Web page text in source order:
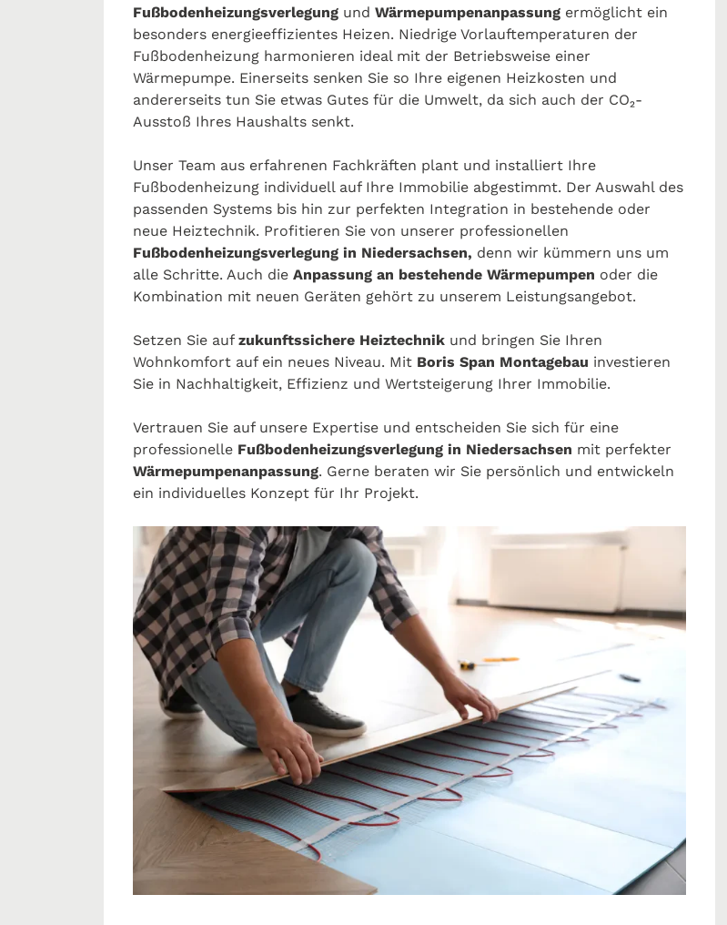
Fußbodenheizungsverlegung und Wärmepumpenanpassung ermöglicht ein
besonders energieeffizientes Heizen. Niedrige Vorlauftemperaturen der
Fußbodenheizung harmonieren ideal mit der Betriebsweise einer
Wärmepumpe. Einerseits senken Sie so Ihre eigenen Heizkosten und
andererseits tun Sie etwas Gutes für die Umwelt, da sich auch der CO₂-
Ausstoß Ihres Haushalts senkt.
Unser Team aus erfahrenen Fachkräften plant und installiert Ihre
Fußbodenheizung individuell auf Ihre Immobilie abgestimmt. Der Auswahl des
passenden Systems bis hin zur perfekten Integration in bestehende oder
neue Heiztechnik. Profitieren Sie von unserer professionellen
Fußbodenheizungsverlegung in Niedersachsen, denn wir kümmern uns um
alle Schritte. Auch die Anpassung an bestehende Wärmepumpen oder die
Kombination mit neuen Geräten gehört zu unserem Leistungsangebot.
Setzen Sie auf zukunftssichere Heiztechnik und bringen Sie Ihren
Wohnkomfort auf ein neues Niveau. Mit Boris Span Montagebau investieren
Sie in Nachhaltigkeit, Effizienz und Wertsteigerung Ihrer Immobilie.
Vertrauen Sie auf unsere Expertise und entscheiden Sie sich für eine
professionelle Fußbodenheizungsverlegung in Niedersachsen mit perfekter
Wärmepumpenanpassung. Gerne beraten wir Sie persönlich und entwickeln
ein individuelles Konzept für Ihr Projekt.